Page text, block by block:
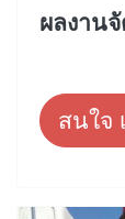
ผลงาน
สนใจ